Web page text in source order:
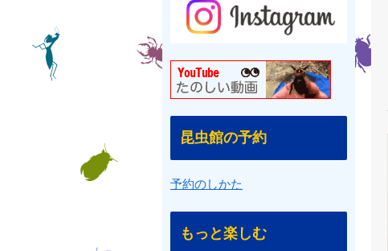
昆虫館の予約
予約のしかた
もっと楽しむ